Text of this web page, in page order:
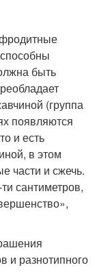
быть
(группа
появляются
и есть
в этом
части и сжечь.
сантиметров,
и разнотипного